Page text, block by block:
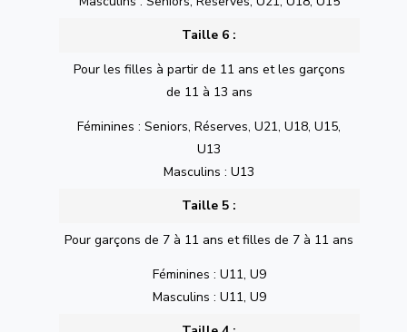
Taille 6 :
Pour les filles à partir de 11 ans et les garçons
de 11 à 13 ans
Féminines : Seniors, Réserves, U21, U18, U15,
U13
Masculins : U13
Taille 5 :
Pour garçons de 7 à 11 ans et filles de 7 à 11 ans
Féminines : U11, U9
Masculins : U11, U9